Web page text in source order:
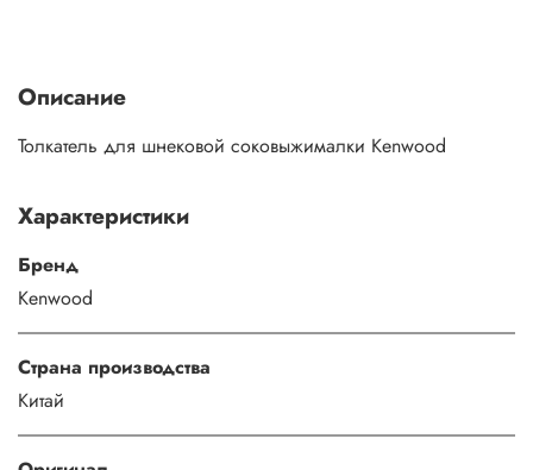
Описание
Толкатель для шнековой соковыжималки Kenwood
Характеристики
Бренд
Kenwood
Страна производства
Китай